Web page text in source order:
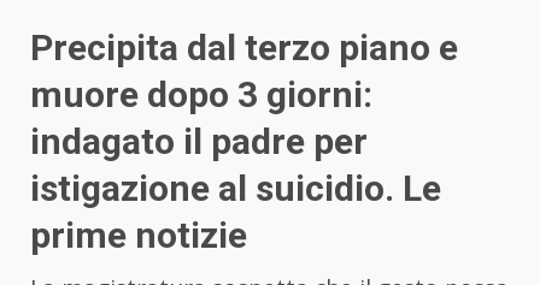
Precipita dal terzo piano e
muore dopo 3 giorni:
indagato il padre per
istigazione al suicidio. Le
prime notizie